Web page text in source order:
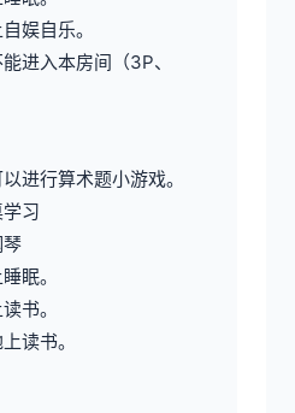
娱自乐。
进入本房间（3P、
进行算术题小游戏。
习
眠。
书。
读书。